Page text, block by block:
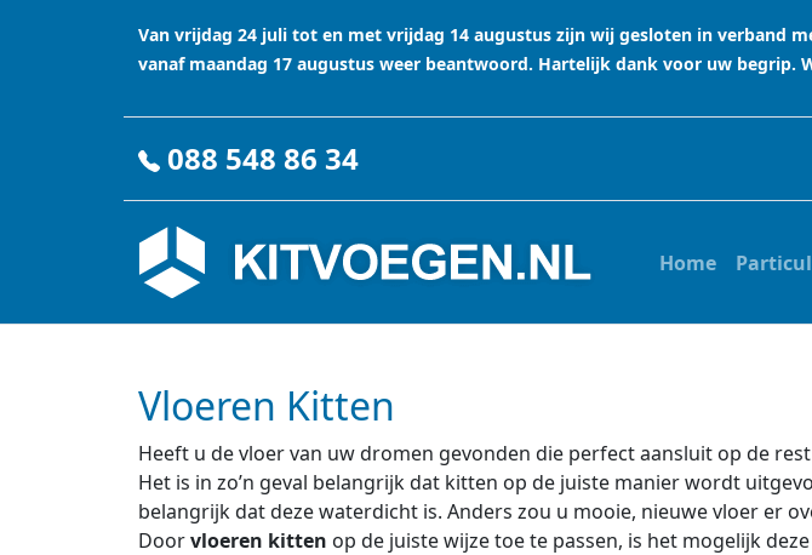
Van vrijdag 24 juli tot en met vrijdag 14 augustus zijn wij gesloten in verband
vanaf maandag 17 augustus weer beantwoord. Hartelijk dank voor uw begrip.
088 548 86 34
Home
Vloeren Kitten
Heeft u de vloer van uw dromen gevonden die perfect aansluit op de
Het is in zo’n geval belangrijk dat kitten op de juiste manier wordt
belangrijk dat deze waterdicht is. Anders zou u mooie, nieuwe vloer er
Doorvloeren kitten op de juiste wijze toe te passen, is het mogelijk